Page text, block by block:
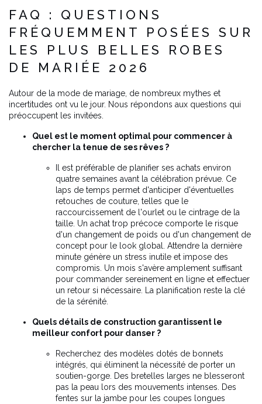
FAQ : QUESTIONS
FRÉQUEMMENT POSÉES SUR
LES PLUS BELLES ROBES
DE MARIÉE 2026
Autour de la mode de mariage, de nombreux mythes et
incertitudes ont vu le jour. Nous répondons aux questions qui
préoccupent les invitées.
Quel est le moment optimal pour commencer à
chercher la tenue de ses rêves ?
Il est préférable de planifier ses achats environ
quatre semaines avant la célébration prévue. Ce
laps de temps permet d'anticiper d'éventuelles
retouches de couture, telles que le
raccourcissement de l'ourlet ou le cintrage de la
taille. Un achat trop précoce comporte le risque
d'un changement de poids ou d'un changement de
concept pour le look global. Attendre la dernière
minute génère un stress inutile et impose des
compromis. Un mois s'avère amplement suffisant
pour commander sereinement en ligne et effectuer
un retour si nécessaire. La planification reste la clé
de la sérénité.
Quels détails de construction garantissent le
meilleur confort pour danser ?
Recherchez des modèles dotés de bonnets
intégrés, qui éliminent la nécessité de porter un
soutien-gorge. Des bretelles larges ne blesseront
pas la peau lors des mouvements intenses. Des
fentes sur la jambe pour les coupes longues